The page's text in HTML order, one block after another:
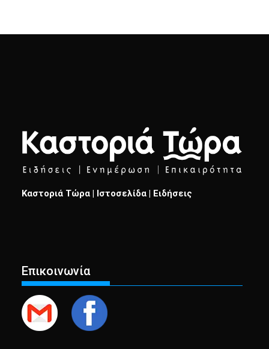
Καστοριά Τώρα | Ιστοσελίδα | Ειδήσεις
Επικοινωνία